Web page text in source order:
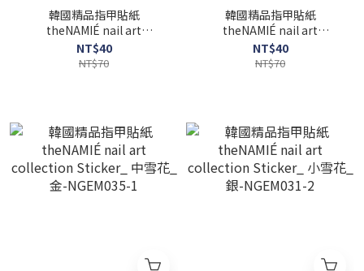
韓國精品指甲貼紙
theNAMIÉ nail art
collection Sticker_ 大樹葉
_金-NGEM003-1
NT$40
NT$70
韓國精品指甲貼紙
theNAMIÉ nail art
collection Sticker_ 樹葉_
金-NGEM002-1
NT$40
NT$70